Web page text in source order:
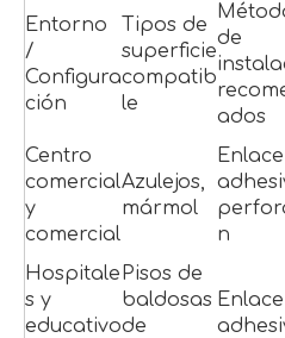
Entorno
/
Configura
ción
Tipos de
superficie
compatib
le
de
ados
Centro
comercial
y
comercial
Azulejos,
mármol
Enlace
n
Hospitale
s y
educativo
Pisos de
baldosas
de
Enlace